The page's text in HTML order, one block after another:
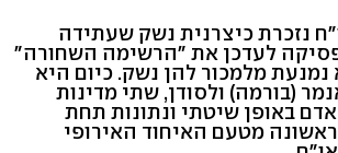
נזכרת כיצרנית נשק שעתידה
לעדכן את "הרשימה השחורה"
מלמכור להן נשק. כיום היא
(בורמה) ולסודן, שתי מדינות
באופן שיטתי ונתונות תחת
מטעם האיחוד האירופי